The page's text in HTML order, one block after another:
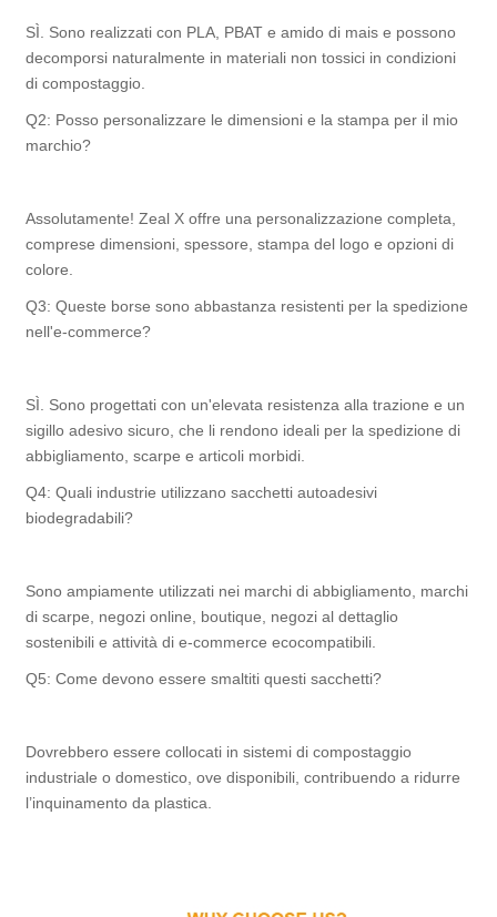
SÌ. Sono realizzati con PLA, PBAT e amido di mais e possono
decomporsi naturalmente in materiali non tossici in condizioni
di compostaggio.
Q2: Posso personalizzare le dimensioni e la stampa per il mio
marchio?
Assolutamente! Zeal X offre una personalizzazione completa,
comprese dimensioni, spessore, stampa del logo e opzioni di
colore.
Q3: Queste borse sono abbastanza resistenti per la spedizione
nell'e-commerce?
SÌ. Sono progettati con un'elevata resistenza alla trazione e un
sigillo adesivo sicuro, che li rendono ideali per la spedizione di
abbigliamento, scarpe e articoli morbidi.
Q4: Quali industrie utilizzano sacchetti autoadesivi
biodegradabili?
Sono ampiamente utilizzati nei marchi di abbigliamento, marchi
di scarpe, negozi online, boutique, negozi al dettaglio
sostenibili e attività di e-commerce ecocompatibili.
Q5: Come devono essere smaltiti questi sacchetti?
Dovrebbero essere collocati in sistemi di compostaggio
industriale o domestico, ove disponibili, contribuendo a ridurre
l’inquinamento da plastica.